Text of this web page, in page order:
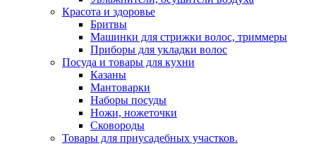
Красота и здоровье
Бритвы
Машинки для стрижки волос, триммеры
Приборы для укладки волос
Посуда и товары для кухни
Казаны
Мантоварки
Наборы посуды
Ножи, ножеточки
Сковороды
Товары для приусадебных участков.